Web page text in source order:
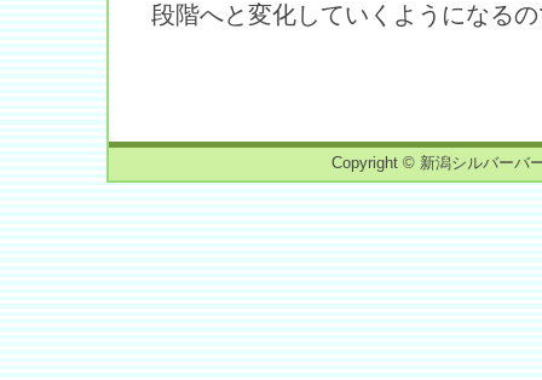
段階へと変化していくようになる
Copyright © 新潟シルバーバ